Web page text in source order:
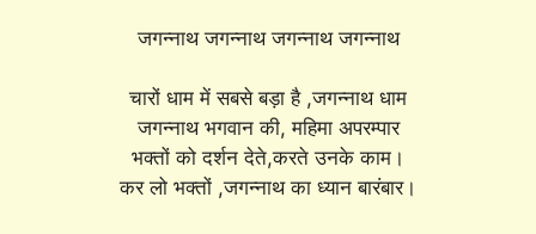
जगन्नाथ जगन्नाथ जगन्नाथ जगन्नाथ
चारों धाम में सबसे बड़ा है ,जगन्नाथ धाम
जगन्नाथ भगवान की, महिमा अपरम्पार
भक्तों को दर्शन देते,करते उनके काम।
कर लो भक्तों ,जगन्नाथ का ध्यान बारंबार।